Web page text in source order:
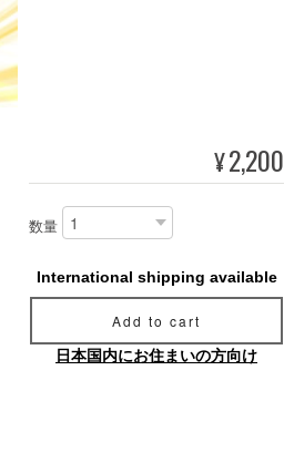
¥2,200
数量
International shipping available
Add to cart
日本国内にお住まいの方向け